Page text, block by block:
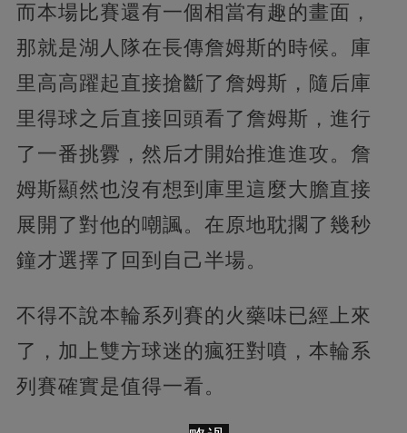
而本場比賽還有一個相當有趣的畫面，
那就是湖人隊在長傳詹姆斯的時候。庫
里高高躍起直接搶斷了詹姆斯，隨后庫
里得球之后直接回頭看了詹姆斯，進行
了一番挑釁，然后才開始推進進攻。詹
姆斯顯然也沒有想到庫里這麼大膽直接
展開了對他的嘲諷。在原地耽擱了幾秒
鐘才選擇了回到自己半場。
不得不說本輪系列賽的火藥味已經上來
了，加上雙方球迷的瘋狂對噴，本輪系
列賽確實是值得一看。